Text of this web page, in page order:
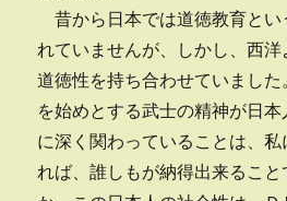
昔から日本では道徳教育とい
れていませんが、しかし、西
道徳性を持ち合わせていました
を始めとする武士の精神が日
に深く関わっていることは、
れば、誰しもが納得出来ること